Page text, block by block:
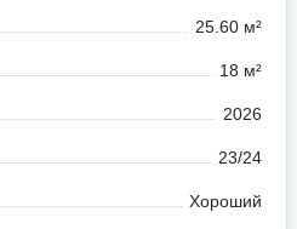
25.60 м²
18 м²
2026
23/24
Хороший